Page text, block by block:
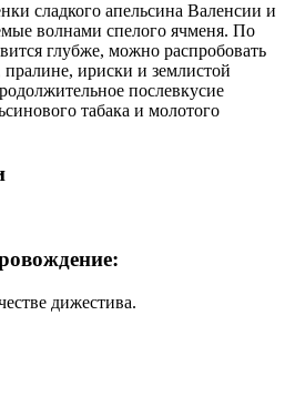
сладкого апельсина Валенсии и
волнами спелого ячменя. По
глубже, можно распробовать
ириски и землистой
послевкусие
табака и молотого
дижестива.